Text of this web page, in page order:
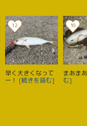
12
早く大きくなって
ー！ [続きを読む]
10
まあま
む]